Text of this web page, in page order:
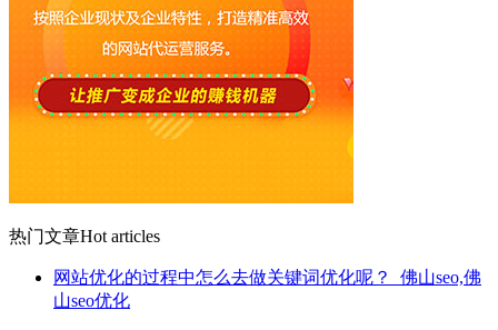
热门文章Hot articles
网站优化的过程中怎么去做关键词优化呢？_佛山seo,佛
山seo优化